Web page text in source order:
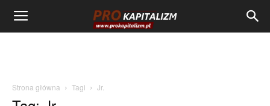
Strona główna Tagi Jr.